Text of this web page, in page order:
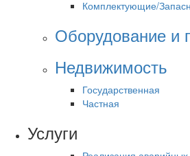
Комплектующие/
Оборудование и
Недвижимость
Государственная
Частная
Услуги